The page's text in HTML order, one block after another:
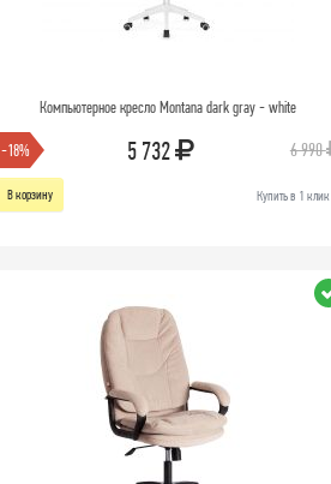
Компьютерное кресло Montana dark gray - white
-18% 5 732 6 990
В корзину Купить в 1 клик